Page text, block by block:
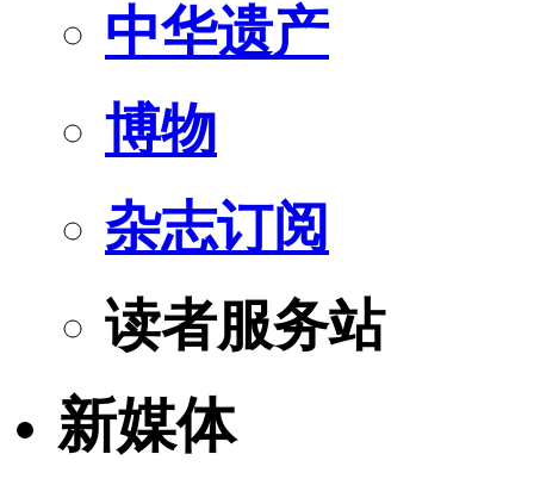
中华遗产
博物
杂志订阅
读者服务站
新媒体